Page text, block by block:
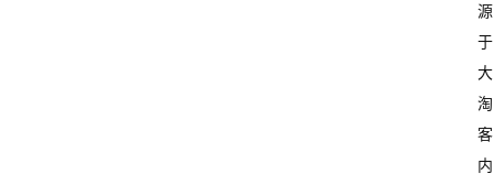
源
于
大
淘
客
内